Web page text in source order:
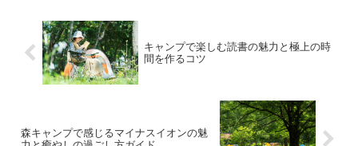
キャンプで楽しむ読書の魅力と極上の時
間を作るコツ
森キャンプで感じるマイナスイオンの魅